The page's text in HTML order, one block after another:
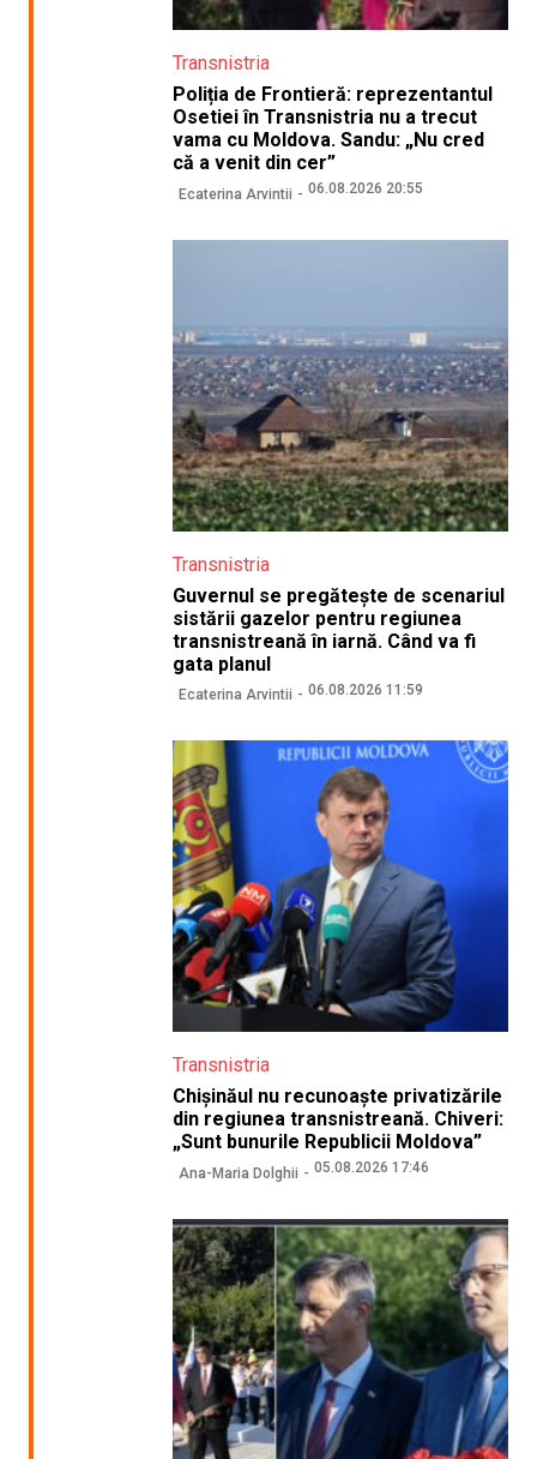
Transnistria
Poliția de Frontieră: reprezentantul
Osetiei în Transnistria nu a trecut
vama cu Moldova. Sandu: „Nu cred
că a venit din cer”
Ecaterina Arvintii 06.08.2026 20:55
Transnistria
Guvernul se pregătește de scenariul
sistării gazelor pentru regiunea
transnistreană în iarnă. Când va fi
gata planul
Ecaterina Arvintii 06.08.2026 11:59
Transnistria
Chișinăul nu recunoaște privatizările
din regiunea transnistreană. Chiveri:
„Sunt bunurile Republicii Moldova”
Ana-Maria Dolghii 05.08.2026 17:46